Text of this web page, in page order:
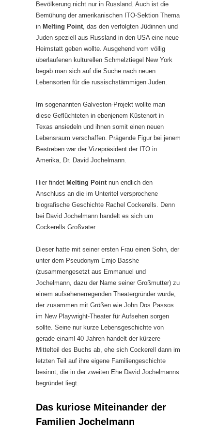
Bevölkerung nicht nur in Russland. Auch ist die
Bemühung der amerikanischen ITO-Sektion Thema
in Melting Point , das den verfolgten Jüdinnen und
Juden speziell aus Russland in den USA eine neue
Heimstatt geben wollte. Ausgehend vom völlig
überlaufenen kulturellen Schmelztiegel New York
begab man sich auf die Suche nach neuen
Lebensorten für die russischstämmigen Juden.
Im sogenannten Galveston-Projekt wollte man
diese Geflüchteten in ebenjenem Küstenort in
Texas ansiedeln und ihnen somit einen neuen
Lebensraum verschaffen. Prägende Figur bei jenem
Bestreben war der Vizepräsident der ITO in
Amerika, Dr. David Jochelmann.
Hier findet Melting Point nun endlich den
Anschluss an die im Unteritel versprochene
biografische Geschichte Rachel Cockerells. Denn
bei David Jochelmann handelt es sich um
Cockerells Großvater.
Dieser hatte mit seiner ersten Frau einen Sohn, der
unter dem Pseudonym Emjo Basshe
(zusammengesetzt aus Emmanuel und
Jochelmann, dazu der Name seiner Großmutter) zu
einem aufsehenerregenden Theatergründer wurde,
der zusammen mit Größen wie John Dos Passos
im New Playwright-Theater für Aufsehen sorgen
sollte. Seine nur kurze Lebensgeschichte von
gerade einaml 40 Jahren handelt der kürzere
Mittelteil des Buchs ab, ehe sich Cockerell dann im
letzten Teil auf ihre eigene Familiengeschichte
besinnt, die in der zweiten Ehe David Jochelmanns
begründet liegt.
Das kuriose Miteinander der
Familien Jochelmann